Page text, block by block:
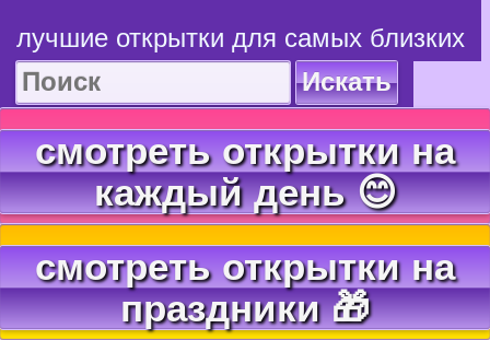
лучшие открытки для самых близких
Искать
смотреть открытки на
каждый день 😊
смотреть открытки на
праздники 🎁